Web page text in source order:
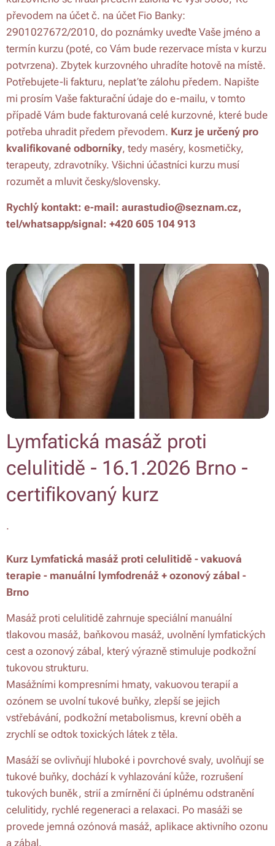
převodem na účet č. na účet Fio Banky:
2901027672/2010, do poznámky uveďte Vaše jméno a
termín kurzu (poté, co Vám bude rezervace místa v kurzu
potvrzena). Zbytek kurzovného uhradíte hotově na místě.
Potřebujete-li fakturu, neplaťte zálohu předem. Napište
mi prosím Vaše fakturační údaje do e-mailu, v tomto
případě Vám bude fakturovaná celé kurzovné, které bude
potřeba uhradit předem převodem. Kurz je určený pro
kvalifikované odborníky, tedy maséry, kosmetičky,
terapeuty, zdravotníky. Všichni účastníci kurzu musí
rozumět a mluvit česky/slovensky.
Rychlý kontakt: e-mail: aurastudio@seznam.cz,
tel/whatsapp/signal: +420 605 104 913
Lymfatická masáž proti
celulitidě - 16.1.2026 Brno -
certifikovaný kurz
.
Kurz Lymfatická masáž proti celulitidě - vakuová
terapie - manuální lymfodrenáž + ozonový zábal -
Brno
Masáž proti celulitidě zahrnuje speciální manuální
tlakovou masáž, baňkovou masáž, uvolnění lymfatických
cest a ozonový zábal, který výrazně stimuluje podkožní
tukovou strukturu.
Masážními kompresními hmaty, vakuovou terapií a
ozónem se uvolní tukové buňky, zlepší se jejich
vstřebávání, podkožní metabolismus, krevní oběh a
zrychlí se odtok toxických látek z těla.
Masáží se ovlivňují hluboké i povrchové svaly, uvolňují se
tukové buňky, dochází k vyhlazování kůže, rozrušení
tukových buněk, strií a zmírnění či úplnému odstranění
celulitidy, rychlé regeneraci a relaxaci. Po masáži se
provede jemná ozónová masáž, aplikace aktivního ozonu
a zábal.